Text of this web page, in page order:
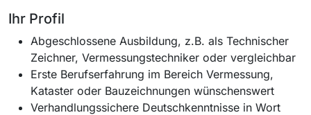
Ihr Profil
Abgeschlossene Ausbildung, z.B. als Technischer
Zeichner, Vermessungstechniker oder vergleichbar
Erste Berufserfahrung im Bereich Vermessung,
Kataster oder Bauzeichnungen wünschenswert
Verhandlungssichere Deutschkenntnisse in Wort